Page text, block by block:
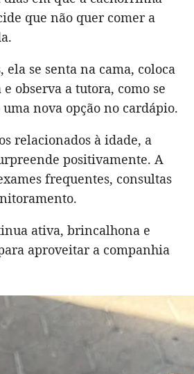
que não quer comer a
ela se senta na cama, coloca
observa a tutora, como se
nova opção no cardápio.
relacionados à idade, a
positivamente. A
frequentes, consultas
ativa, brincalhona e
aproveitar a companhia